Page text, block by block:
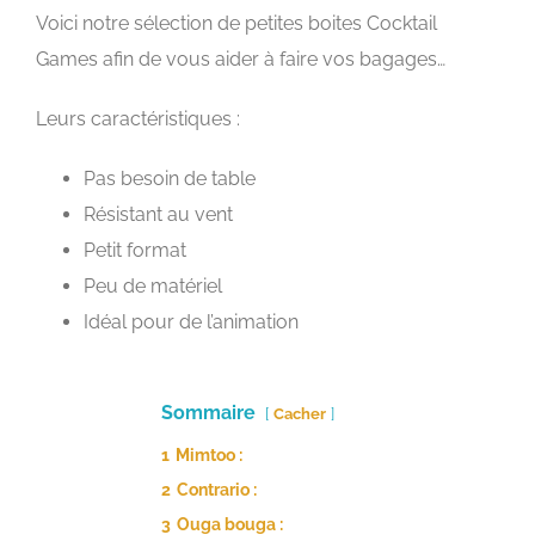
Voici notre sélection de petites boites Cocktail
Games afin de vous aider à faire vos bagages…
Leurs caractéristiques :
Pas besoin de table
Résistant au vent
Petit format
Peu de matériel
Idéal pour de l’animation
Sommaire Cacher
1 Mimtoo :
2 Contrario :
3 Ouga bouga :